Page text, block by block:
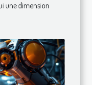
une dimension